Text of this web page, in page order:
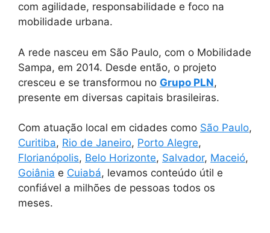
com agilidade, responsabilidade e foco na
mobilidade urbana.
A rede nasceu em São Paulo, com o Mobilidade
Sampa, em 2014. Desde então, o projeto
cresceu e se transformou no Grupo PLN,
presente em diversas capitais brasileiras.
Com atuação local em cidades como São Paulo,
Curitiba, Rio de Janeiro, Porto Alegre,
Florianópolis, Belo Horizonte, Salvador, Maceió,
Goiânia e Cuiabá, levamos conteúdo útil e
confiável a milhões de pessoas todos os
meses.